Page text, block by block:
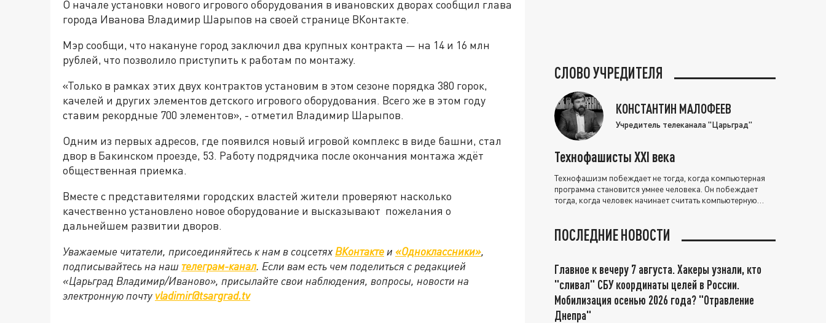
О начале установки нового игрового оборудования в ивановских дворах сообщил глава
города Иванова Владимир Шарыпов на своей странице ВКонтакте.
Мэр сообщи, что накануне город заключил два крупных контракта — на 14 и 16 млн
рублей, что позволило приступить к работам по монтажу.
«Только в рамках этих двух контрактов установим в этом сезоне порядка 380 горок,
качелей и других элементов детского игрового оборудования. Всего же в этом году
ставим рекордные 700 элементов», - отметил Владимир Шарыпов.
Одним из первых адресов, где появился новый игровой комплекс в виде башни, стал
двор в Бакинском проезде, 53. Работу подрядчика после окончания монтажа ждёт
общественная приемка.
Вместе с представителями городских властей жители проверяют насколько
качественно установлено новое оборудование и высказывают пожелания о
дальнейшем развитии дворов.
Уважаемые читатели, присоединяйтесь к нам в соцсетях ВКонтакте и «Одноклассники»,
подписывайтесь на наш телеграм-канал. Если вам есть чем поделиться с редакцией
«Царьград Владимир/Иваново», присылайте свои наблюдения, вопросы, новости на
электронную почту vladimir@tsargrad.tv
СЛОВО УЧРЕДИТЕЛЯ
КОНСТАНТИН МАЛОФЕЕВ
Учредитель телеканала "Царьград"
Технофашисты XXI века
Технофашизм побеждает не тогда, когда компьютерная
программа становится умнее человека. Он побеждает
тогда, когда человек начинает считать компьютерную
ПОСЛЕДНИЕ НОВОСТИ
Главное к вечеру 7 августа. Хакеры узнали, кто
"сливал" СБУ координаты целей в России.
Мобилизация осенью 2026 года? "Отравление
Днепра"